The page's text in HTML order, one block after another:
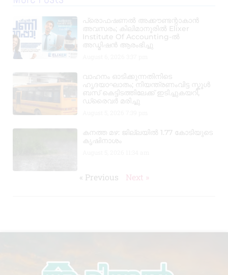
പ്രൊഫഷണൽ അക്കൗണ്ടന്റാകാൻ
അവസരം; കിലിമാനൂരിൽ Elixer
Institute Of Accounting-ൽ
അഡ്മിഷൻ ആരംഭിച്ചു
വാഹനം ഓടിക്കുന്നതിനിടെ
ഹൃദയാഘാതം; നിയന്ത്രണംവിട്ട സ്കൂൾ
ബസ് കെട്ടിടത്തിലേക്ക് ഇടിച്ചുകയറി,
ഡ്രൈവർ മരിച്ചു
കനത്ത മഴ: ജില്ലയിൽ 1.77 കോടിയുടെ
കൃഷിനാശം
« Previous Next »